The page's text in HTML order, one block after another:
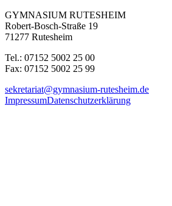
GYMNASIUM RUTESHEIM
Robert-Bosch-Straße 19
71277 Rutesheim
Tel.: 07152 5002 25 00
Fax: 07152 5002 25 99
sekretariat@gymnasium-rutesheim.de
ImpressumDatenschutzerklärung